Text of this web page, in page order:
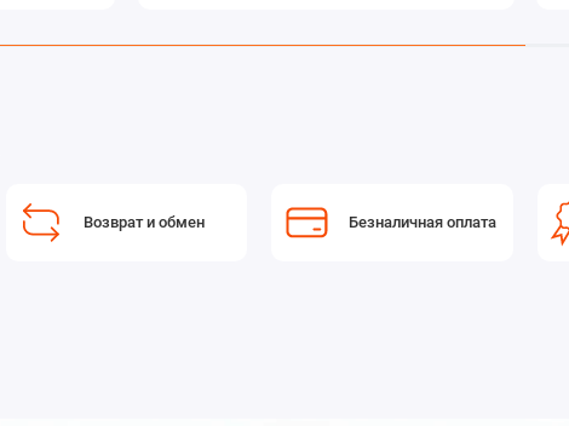
Возврат и обмен Безналичная оплата